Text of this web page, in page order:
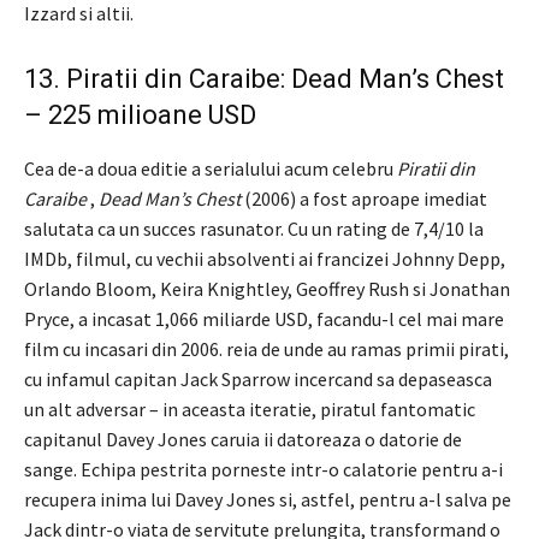
Izzard si altii.
13. Piratii din Caraibe: Dead Man’s Chest
– 225 milioane USD
Cea de-a doua editie a serialului acum celebru Piratii din
Caraibe, Dead Man’s Chest(2006) a fost aproape imediat
salutata ca un succes rasunator. Cu un rating de 7,4/10 la
IMDb, filmul, cu vechii absolventi ai francizei Johnny Depp,
Orlando Bloom, Keira Knightley, Geoffrey Rush si Jonathan
Pryce, a incasat 1,066 miliarde USD, facandu-l cel mai mare
film cu incasari din 2006. reia de unde au ramas primii pirati,
cu infamul capitan Jack Sparrow incercand sa depaseasca
un alt adversar – in aceasta iteratie, piratul fantomatic
capitanul Davey Jones caruia ii datoreaza o datorie de
sange. Echipa pestrita porneste intr-o calatorie pentru a-i
recupera inima lui Davey Jones si, astfel, pentru a-l salva pe
Jack dintr-o viata de servitute prelungita, transformand o